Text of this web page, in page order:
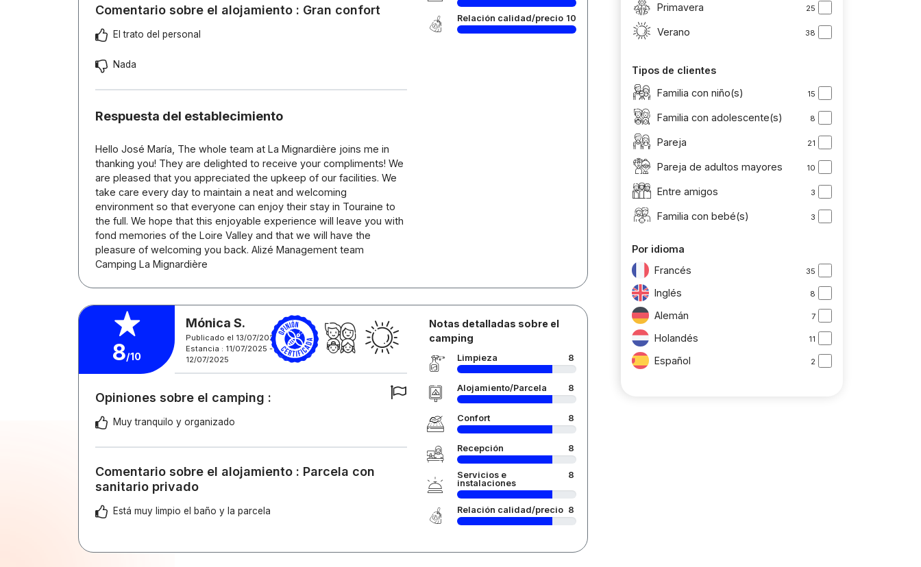
Comentario sobre el alojamiento : Gran confort
El trato del personal
Nada
Respuesta del establecimiento
Hello José María, The whole team at La Mignardière joins me in
thanking you! They are delighted to receive your compliments! We
are pleased that you appreciated the upkeep of our facilities. We
take care every day to maintain a neat and welcoming
environment so that everyone can enjoy their stay in Touraine to
the full. We hope that this enjoyable experience will leave you with
fond memories of the Loire Valley and that we will have the
pleasure of welcoming you back. Alizé Management team
Camping La Mignardière
Relación calidad/precio 10
8/10
Mónica S.
Publicado el 13/07/2025
Estancia : 11/07/2025 -
12/07/2025
Opiniones sobre el camping :
Muy tranquilo y organizado
Comentario sobre el alojamiento : Parcela con
sanitario privado
Está muy limpio el baño y la parcela
Notas detalladas sobre el
camping
Limpieza 8
Alojamiento/Parcela 8
Confort 8
Recepción 8
Servicios e
instalaciones
8
Relación calidad/precio 8
Primavera
25
Verano 38
Tipos de clientes
Familia con niño(s)
15
Familia con adolescente(s) 8
Pareja 21
Pareja de adultos mayores 10
Entre amigos 3
Familia con bebé(s) 3
Por idioma
Francés
35
Inglés 8
Alemán 7
Holandés 11
Español 2